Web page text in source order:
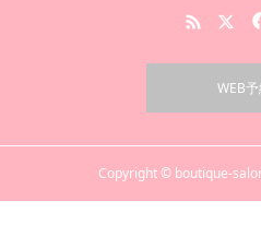
WEB
Copyright © boutique-